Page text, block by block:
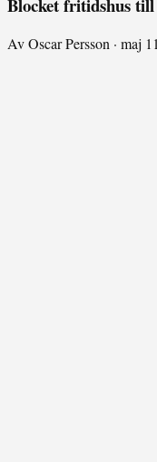
Av Oscar Persson · maj